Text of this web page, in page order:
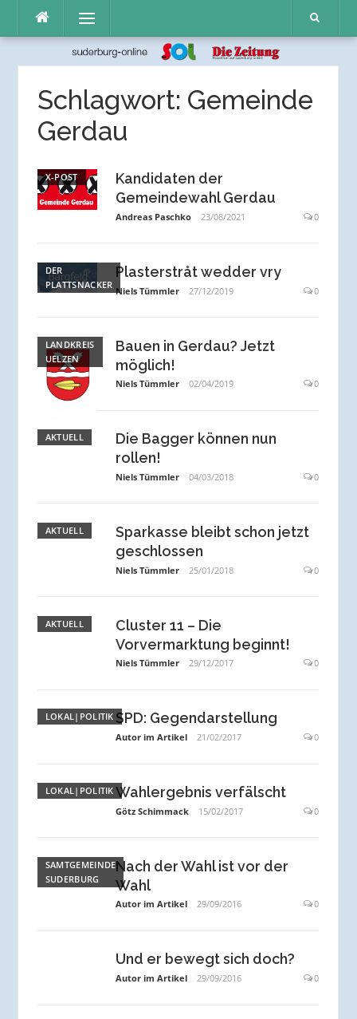
Inhalt
Menü
Schlagwort: Gemeinde
Gerdau
X-POST
Kandidaten der
Gemeindewahl Gerdau
Andreas Paschko 23/08/2021 0
DER
PLATTSNACKER
Plasterstråt wedder vry
Niels Tümmler 27/12/2019 0
LANDKREIS
UELZEN
Bauen in Gerdau? Jetzt
möglich!
Niels Tümmler 02/04/2019 0
AKTUELL
Die Bagger können nun
rollen!
Niels Tümmler 04/03/2018 0
AKTUELL
Sparkasse bleibt schon jetzt
geschlossen
Niels Tümmler 25/01/2018 0
AKTUELL
Cluster 11 – Die
Vorvermarktung beginnt!
Niels Tümmler 29/12/2017 0
LOKAL|POLITIK SPD: Gegendarstellung
Autor im Artikel 21/02/2017 0
LOKAL|POLITIK Wahlergebnis verfälscht
Götz Schimmack 15/02/2017 0
SAMTGEMEINDE
SUDERBURG
Nach der Wahl ist vor der
Wahl
Autor im Artikel 29/09/2016 0
Und er bewegt sich doch?
Autor im Artikel 29/09/2016 0